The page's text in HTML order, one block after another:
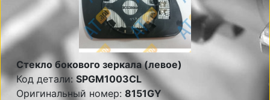
Стекло бокового зеркала (левое)
Код детали: SPGM1003CL
Оригинальный номер: 8151GY